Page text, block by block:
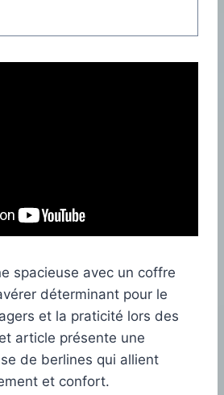
spacieuse avec un coffre
déterminant pour le
et la praticité lors des
article présente une
de berlines qui allient
et confort.